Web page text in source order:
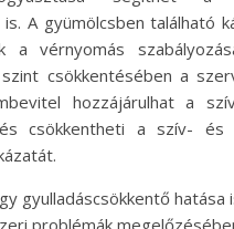
A gyümölcsben található
a vérnyomás
csökkentésében a
hozzájárulhat a
csökkentheti a szív- és
gyulladáscsökkentő hatása